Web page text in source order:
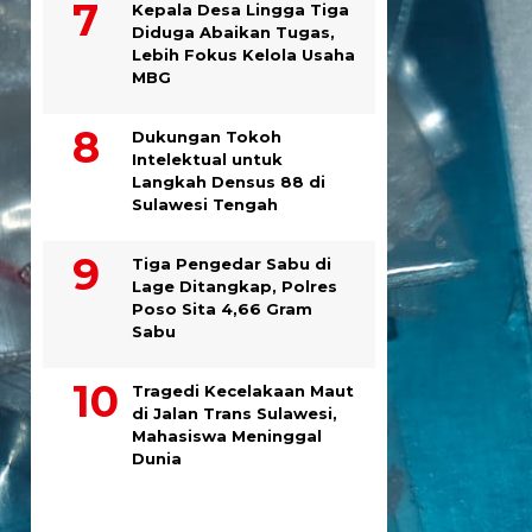
Kepala Desa Lingga Tiga
Diduga Abaikan Tugas,
Lebih Fokus Kelola Usaha
MBG
Dukungan Tokoh
Intelektual untuk
Langkah Densus 88 di
Sulawesi Tengah
Tiga Pengedar Sabu di
Lage Ditangkap, Polres
Poso Sita 4,66 Gram
Sabu
Tragedi Kecelakaan Maut
di Jalan Trans Sulawesi,
Mahasiswa Meninggal
Dunia